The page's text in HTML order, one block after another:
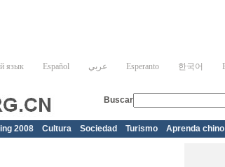
2008 Cultura Sociedad Turismo Aprenda chino